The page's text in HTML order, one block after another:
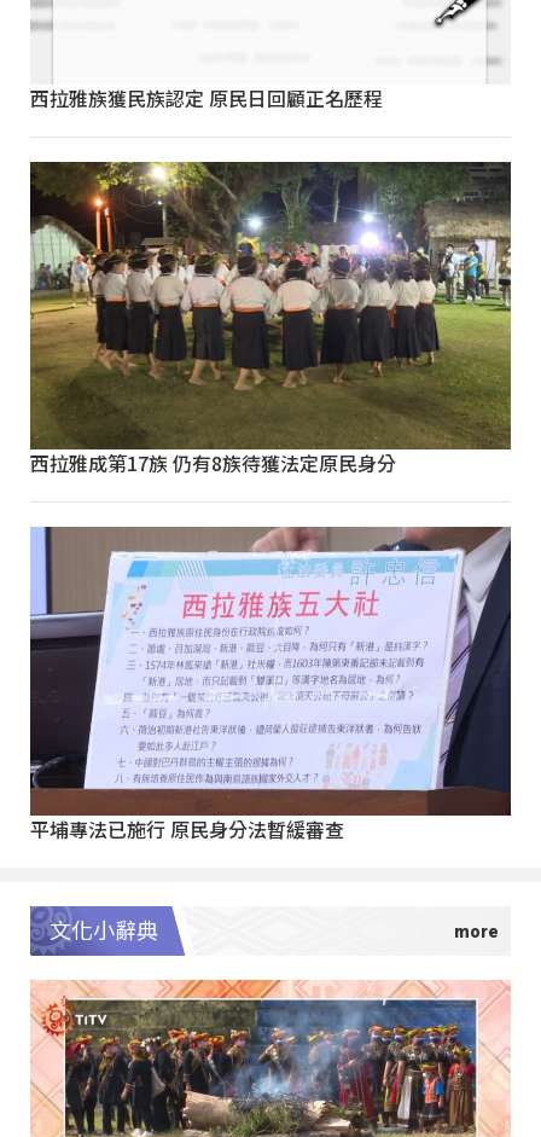
西拉雅族獲民族認定 原民日回顧正名歷程
西拉雅成第17族 仍有8族待獲法定原民身分
平埔專法已施行 原民身分法暫緩審查
文化小辭典